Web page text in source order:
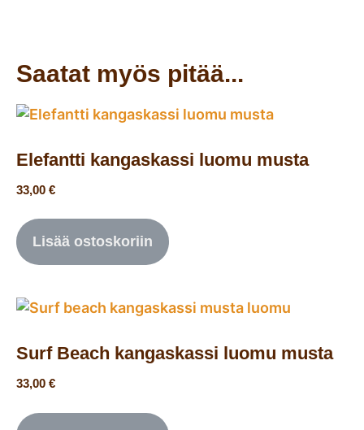
Saatat myös pitää...
Elefantti kangaskassi luomu musta
33,00 €
Lisää ostoskoriin
Surf Beach kangaskassi luomu musta
33,00 €